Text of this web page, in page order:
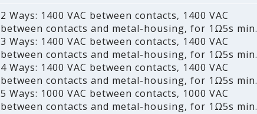
2 Ways: 1400 VAC between contacts‚ 1400 VAC
between contacts and metal-housing‚ for 1Ω5s min.
3 Ways: 1400 VAC between contacts‚ 1400 VAC
between contacts and metal-housing‚ for 1Ω5s min.
4 Ways: 1400 VAC between contacts‚ 1400 VAC
between contacts and metal-housing‚ for 1Ω5s min.
5 Ways: 1000 VAC between contacts‚ 1000 VAC
between contacts and metal-housing‚ for 1Ω5s min.